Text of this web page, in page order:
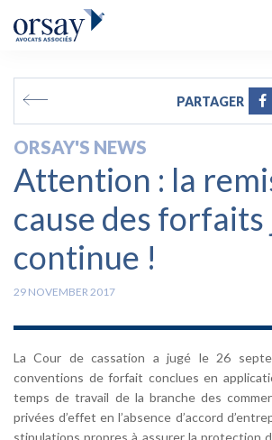
Expertises
Prix et Distinctions
Opérations
News
Contact
PARTAGER
ORSAY'S NEWS
Attention : la
cause des
continue !
29 NOVEMBER 2017
La Cour de cassation a jugé le 26
conventions de forfait conclues en
temps de travail de la branche des
privées d’effet en l’absence d’accord
stipulations propres à assurer la protection